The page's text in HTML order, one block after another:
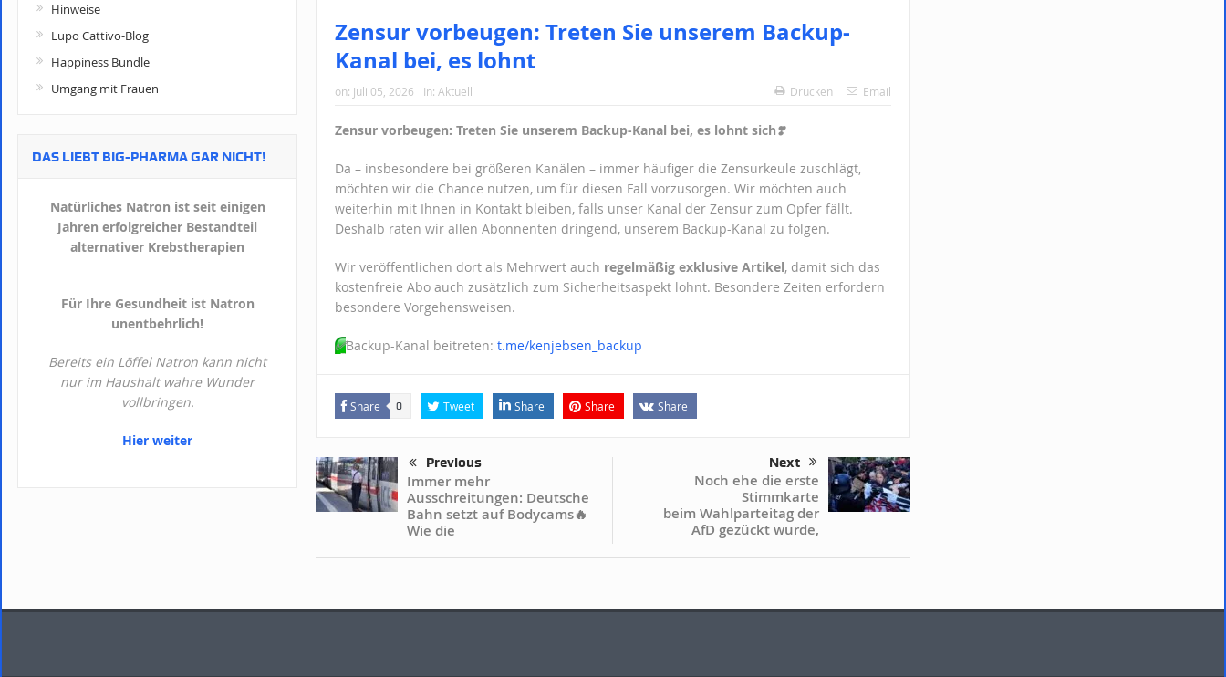
Zensur vorbeugen: Treten Sie unserem Backup-
Kanal bei, es lohnt
on: Juli 05, 2026 In: Aktuell Drucken Email
Zensur vorbeugen: Treten Sie unserem Backup-Kanal bei, es lohnt sich❣️
Da – insbesondere bei größeren Kanälen – immer häufiger die Zensurkeule zuschlägt,
möchten wir die Chance nutzen, um für diesen Fall vorzusorgen. Wir möchten auch
weiterhin mit Ihnen in Kontakt bleiben, falls unser Kanal der Zensur zum Opfer fällt.
Deshalb raten wir allen Abonnenten dringend, unserem Backup-Kanal zu folgen.
Wir veröffentlichen dort als Mehrwert auch regelmäßig exklusive Artikel, damit sich das
kostenfreie Abo auch zusätzlich zum Sicherheitsaspekt lohnt. Besondere Zeiten erfordern
besondere Vorgehensweisen.
✅Backup-Kanal beitreten: t.me/kenjebsen_backup
Share 0 Tweet Share Share Share
Previous
Immer mehr
Ausschreitungen: Deutsche
Bahn setzt auf Bodycams🔥
Wie die
Next
Noch ehe die erste
Stimmkarte
beim Wahlparteitag der
AfD gezückt wurde,
Hinweise
Lupo Cattivo-Blog
Happiness Bundle
Umgang mit Frauen
DAS LIEBT BIG-PHARMA GAR NICHT!
Natürliches Natron ist seit einigen
Jahren erfolgreicher Bestandteil
alternativer Krebstherapien
Für Ihre Gesundheit ist Natron
unentbehrlich!
Bereits ein Löffel Natron kann nicht
nur im Haushalt wahre Wunder
vollbringen.
Hier weiter